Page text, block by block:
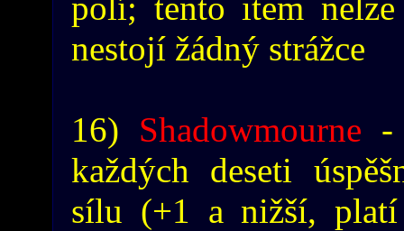
nestojí žádný strážce
16) Shadowmourne -
každých deseti
sílu (+1 a nižší,